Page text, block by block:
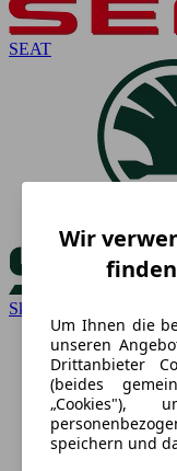
SEAT
Skoda
Wir
Um Ihnen die
unseren
Drittanbieter
(beides
„Cookies"),
speichern und